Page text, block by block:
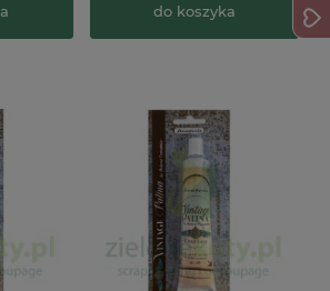
do koszyka